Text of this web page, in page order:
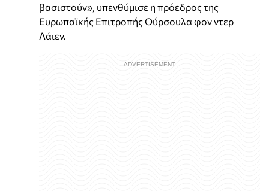
βασιστούν», υπενθύμισε η πρόεδρος της
Ευρωπαϊκής Επιτροπής Ούρσουλα φον ντερ
Λάιεν.